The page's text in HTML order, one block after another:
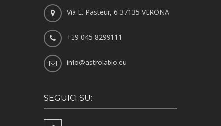
Via L. Pasteur, 6 37135 VERONA
+39 045 8299111
info@astrolabio.eu
SEGUICI SU: